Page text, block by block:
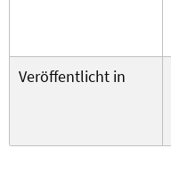
Veröffentlicht in